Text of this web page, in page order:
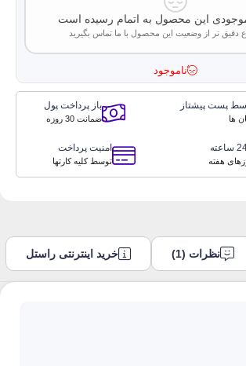
این محصول به اتمام رسیده است
دقیق تر از وضعیت این محصول با ما تماس بگیرید
ناموجود
پست پیشتاز
ها
باز پرداخت پول
ضمانت 30 روزه
هفته
امنیت پرداخت
توسط کلیه کارتها
نظرات (1) خرید اینترنتی راستل